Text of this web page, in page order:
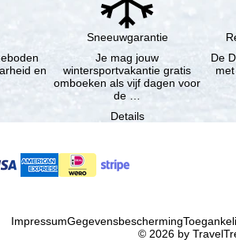
en
Sneeuwgarantie
Je mag jouw
wintersportvakantie gratis
omboeken als vijf dagen voor
de …
Details
De
met een pakketreis of gekoppelde
ImpressumGegevensbescherming
© 2026 by